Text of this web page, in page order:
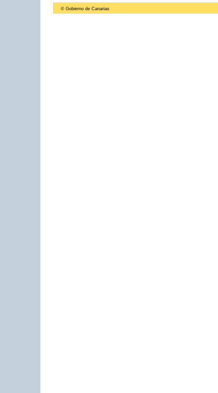
© Gobierno de Canarias